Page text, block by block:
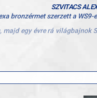
SZVITACS
bronzérmet szerzett a
majd egy évre rá